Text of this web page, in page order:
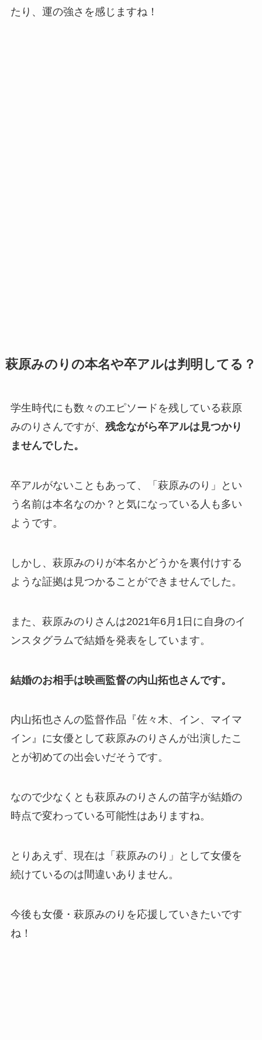
たり、運の強さを感じますね！
萩原みのりの本名や卒アルは判明してる？
学生時代にも数々のエピソードを残している萩原
みのりさんですが、 残念ながら卒アルは見つかり
ませんでした。
卒アルがないこともあって、「萩原みのり」とい
う名前は本名なのか？と気になっている人も多い
ようです。
しかし、萩原みのりが本名かどうかを裏付けする
ような証拠は見つかることができませんでした。
また、萩原みのりさんは2021年6月1日に自身のイ
ンスタグラムで結婚を発表をしています。
結婚のお相手は映画監督の内山拓也さんです。
内山拓也さんの監督作品『佐々木、イン、マイマ
イン』に女優として萩原みのりさんが出演したこ
とが初めての出会いだそうです。
なので少なくとも萩原みのりさんの苗字が結婚の
時点で変わっている可能性はありますね。
とりあえず、現在は「萩原みのり」として女優を
続けているのは間違いありません。
今後も女優・萩原みのりを応援していきたいです
ね！